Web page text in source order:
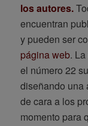
los autores.
encuentran
y pueden ser
página web.
el número 22
diseñando una
de cara a los
momento para